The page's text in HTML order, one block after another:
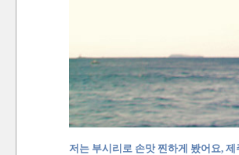
저는 부시리로 손맛 찐하게 봤어요,